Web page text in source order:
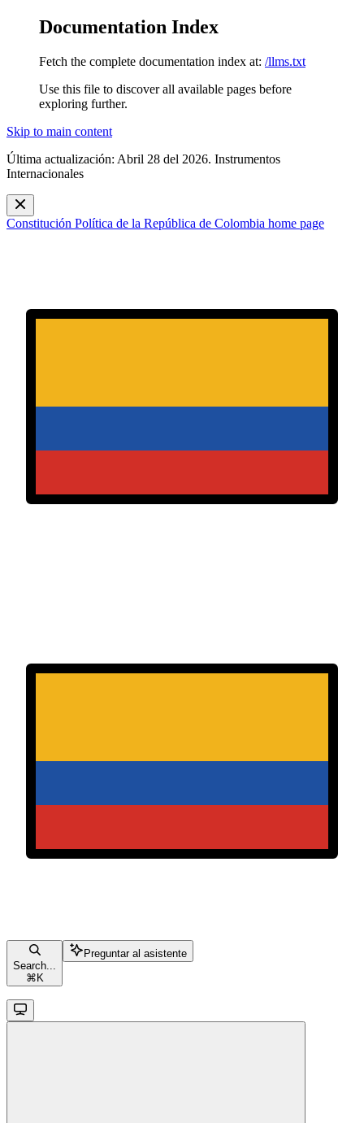
Documentation Index
Fetch the complete documentation index at: /llms.txt
Use this file to discover all available pages before
exploring further.
Skip to main content
Última actualización: Abril 28 del 2026. Instrumentos
Internacionales
Constitución Política de la República de Colombia home page
Search...
⌘ K
Preguntar al asistente